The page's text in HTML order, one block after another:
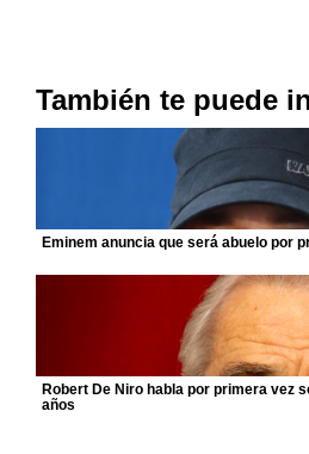
También te puede
Eminem anuncia que será abuelo por
Robert De Niro habla por primera vez
años